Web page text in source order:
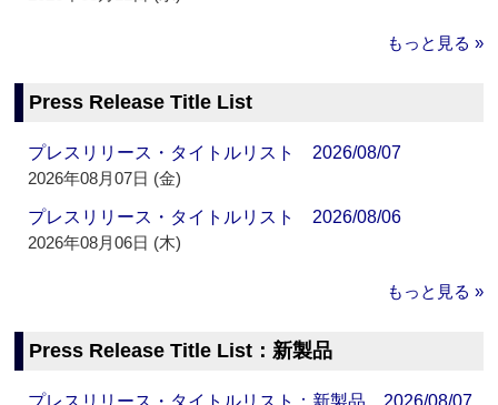
もっと見る »
Press Release Title List
プレスリリース・タイトルリスト 2026/08/07
2026年08月07日 (金)
プレスリリース・タイトルリスト 2026/08/06
2026年08月06日 (木)
もっと見る »
Press Release Title List：新製品